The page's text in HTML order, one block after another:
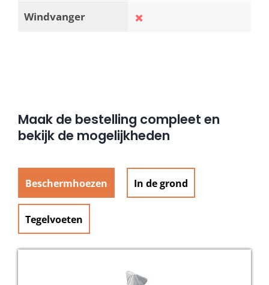
Windvanger
Maak de bestelling compleet en
bekijk de mogelijkheden
Beschermhoezen In de grond
Tegelvoeten